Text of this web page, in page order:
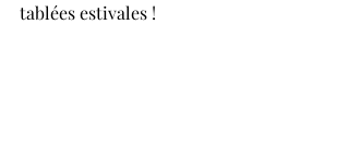
tablées estivales !